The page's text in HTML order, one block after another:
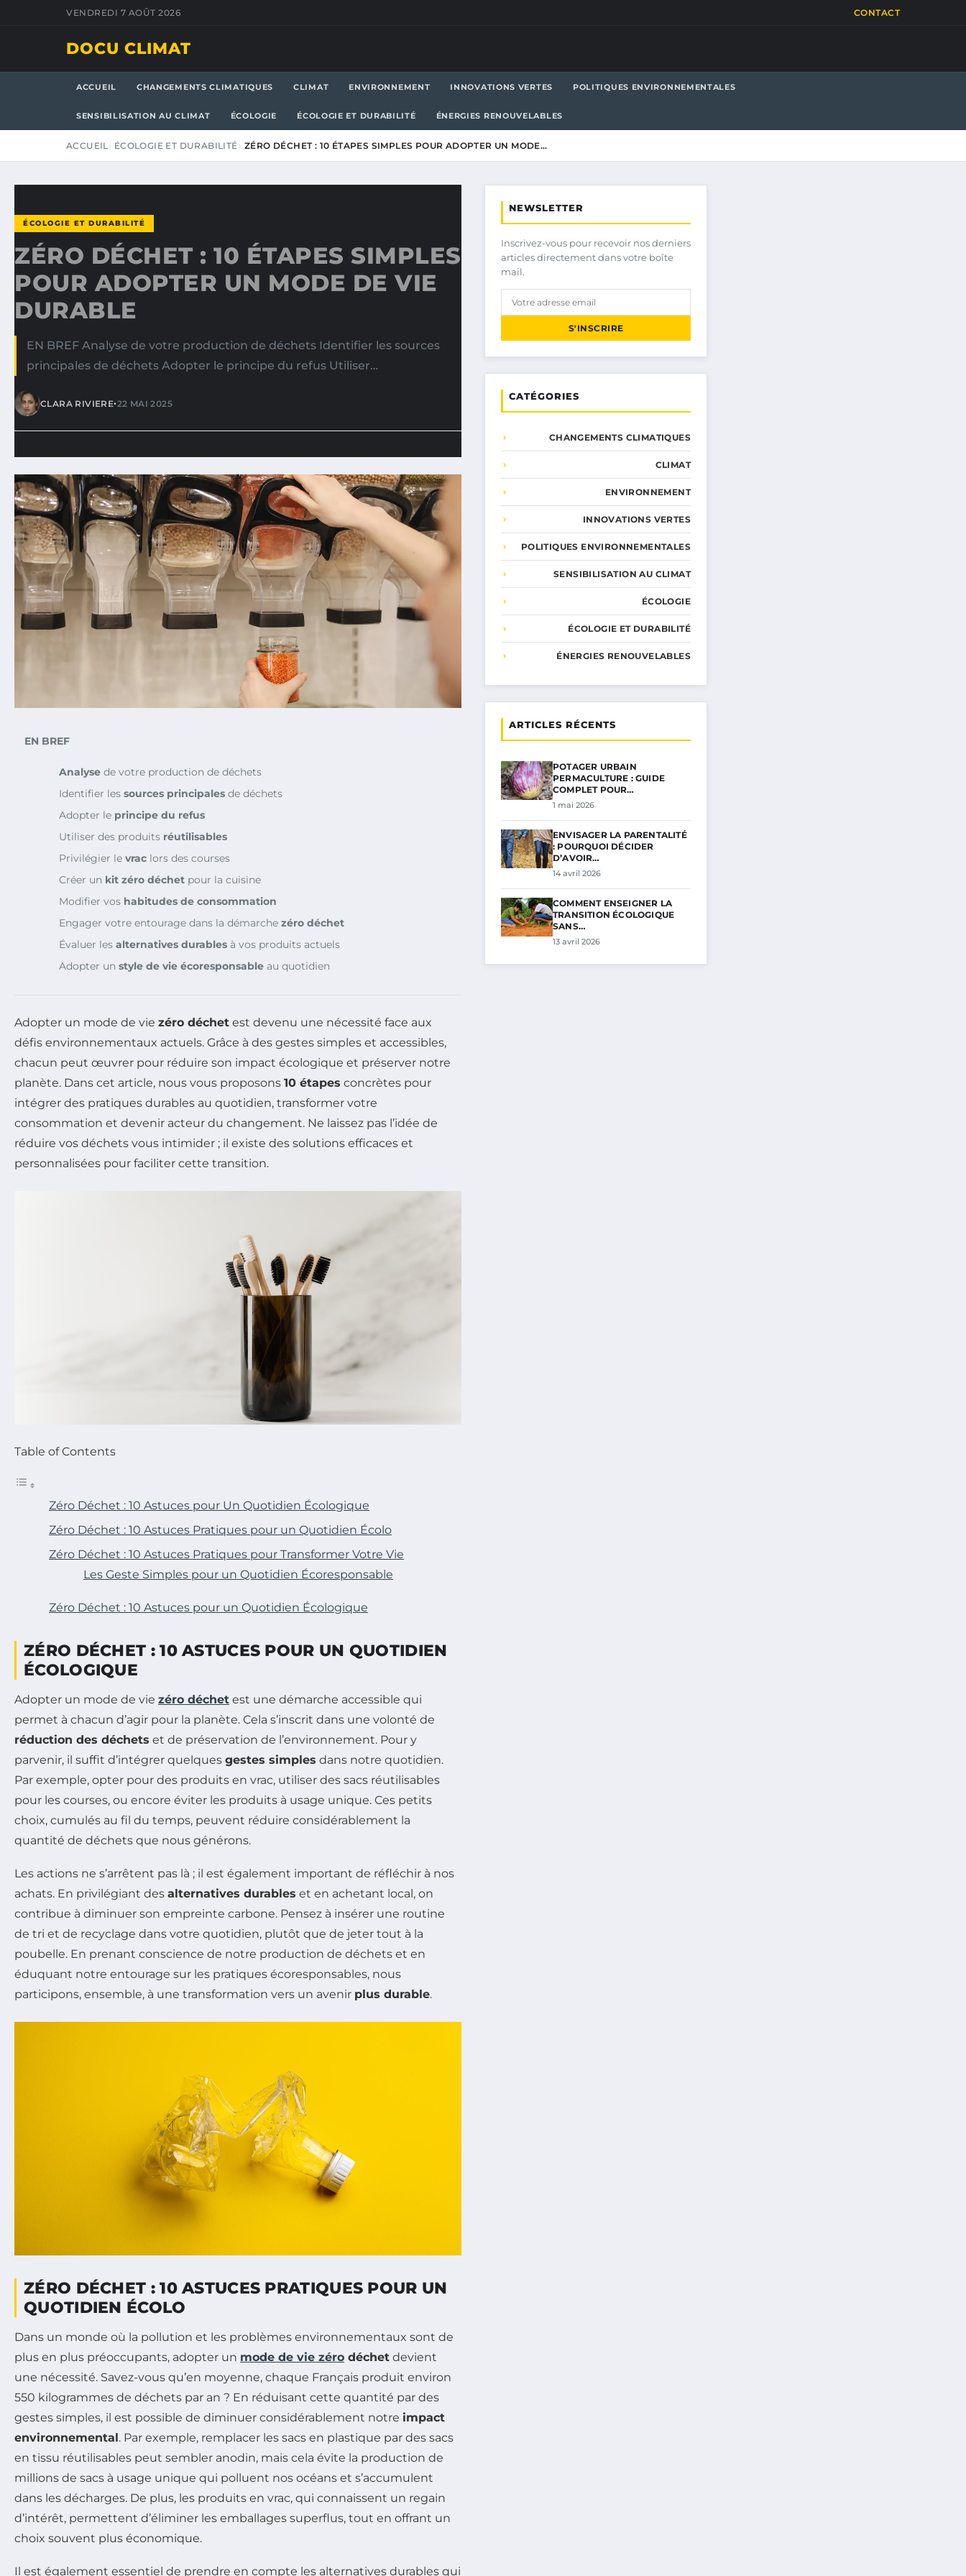
VENDREDI 7 AOÛT 2026 CONTACT
DOCU CLIMAT
ACCUEIL CHANGEMENTS CLIMATIQUES CLIMAT ENVIRONNEMENT INNOVATIONS VERTES POLITIQUES ENVIRONNEMENTALES
SENSIBILISATION AU CLIMAT ÉCOLOGIE ÉCOLOGIE ET DURABILITÉ ÉNERGIES RENOUVELABLES
ACCUEIL ÉCOLOGIE ET DURABILITÉ ZÉRO DÉCHET : 10 ÉTAPES SIMPLES POUR ADOPTER UN MODE…
ÉCOLOGIE ET DURABILITÉ
ZÉRO DÉCHET : 10 ÉTAPES SIMPLES
POUR ADOPTER UN MODE DE VIE
DURABLE
EN BREF Analyse de votre production de déchets Identifier les sources
principales de déchets Adopter le principe du refus Utiliser…
CLARA RIVIERE•22 MAI 2025
EN BREF
Analyse de votre production de déchets
Identifier les sources principales de déchets
Adopter le principe du refus
Utiliser des produits réutilisables
Privilégier le vrac lors des courses
Créer un kit zéro déchet pour la cuisine
Modifier vos habitudes de consommation
Engager votre entourage dans la démarche zéro déchet
Évaluer les alternatives durables à vos produits actuels
Adopter un style de vie écoresponsable au quotidien
Adopter un mode de vie zéro déchet est devenu une nécessité face aux
défis environnementaux actuels. Grâce à des gestes simples et accessibles,
chacun peut œuvrer pour réduire son impact écologique et préserver notre
planète. Dans cet article, nous vous proposons 10 étapes concrètes pour
intégrer des pratiques durables au quotidien, transformer votre
consommation et devenir acteur du changement. Ne laissez pas l’idée de
réduire vos déchets vous intimider ; il existe des solutions efficaces et
personnalisées pour faciliter cette transition.
Table of Contents
Zéro Déchet : 10 Astuces pour Un Quotidien Écologique
Zéro Déchet : 10 Astuces Pratiques pour un Quotidien Écolo
Zéro Déchet : 10 Astuces Pratiques pour Transformer Votre Vie
Les Geste Simples pour un Quotidien Écoresponsable
Zéro Déchet : 10 Astuces pour un Quotidien Écologique
ZÉRO DÉCHET : 10 ASTUCES POUR UN QUOTIDIEN
ÉCOLOGIQUE
Adopter un mode de vie zéro déchet est une démarche accessible qui
permet à chacun d’agir pour la planète. Cela s’inscrit dans une volonté de
réduction des déchets et de préservation de l’environnement. Pour y
parvenir, il suffit d’intégrer quelques gestes simples dans notre quotidien.
Par exemple, opter pour des produits en vrac, utiliser des sacs réutilisables
pour les courses, ou encore éviter les produits à usage unique. Ces petits
choix, cumulés au fil du temps, peuvent réduire considérablement la
quantité de déchets que nous générons.
Les actions ne s’arrêtent pas là ; il est également important de réfléchir à nos
achats. En privilégiant des alternatives durables et en achetant local, on
contribue à diminuer son empreinte carbone. Pensez à insérer une routine
de tri et de recyclage dans votre quotidien, plutôt que de jeter tout à la
poubelle. En prenant conscience de notre production de déchets et en
éduquant notre entourage sur les pratiques écoresponsables, nous
participons, ensemble, à une transformation vers un avenir plus durable.
ZÉRO DÉCHET : 10 ASTUCES PRATIQUES POUR UN
QUOTIDIEN ÉCOLO
Dans un monde où la pollution et les problèmes environnementaux sont de
plus en plus préoccupants, adopter un mode de vie zéro déchet devient
une nécessité. Savez-vous qu’en moyenne, chaque Français produit environ
550 kilogrammes de déchets par an ? En réduisant cette quantité par des
gestes simples, il est possible de diminuer considérablement notre impact
environnemental. Par exemple, remplacer les sacs en plastique par des sacs
en tissu réutilisables peut sembler anodin, mais cela évite la production de
millions de sacs à usage unique qui polluent nos océans et s’accumulent
dans les décharges. De plus, les produits en vrac, qui connaissent un regain
d’intérêt, permettent d’éliminer les emballages superflus, tout en offrant un
choix souvent plus économique.
Il est également essentiel de prendre en compte les alternatives durables qui
NEWSLETTER
Inscrivez-vous pour recevoir nos derniers
articles directement dans votre boîte
mail.
S'INSCRIRE
CATÉGORIES
CHANGEMENTS CLIMATIQUES
CLIMAT
ENVIRONNEMENT
INNOVATIONS VERTES
POLITIQUES ENVIRONNEMENTALES
SENSIBILISATION AU CLIMAT
ÉCOLOGIE
ÉCOLOGIE ET DURABILITÉ
ÉNERGIES RENOUVELABLES
ARTICLES RÉCENTS
POTAGER URBAIN
PERMACULTURE : GUIDE
COMPLET POUR…
1 mai 2026
ENVISAGER LA PARENTALITÉ
: POURQUOI DÉCIDER
D’AVOIR…
14 avril 2026
COMMENT ENSEIGNER LA
TRANSITION ÉCOLOGIQUE
SANS…
13 avril 2026